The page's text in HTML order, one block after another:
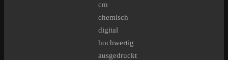
cm
chemisch
digital
hochwertig
ausgedruckt